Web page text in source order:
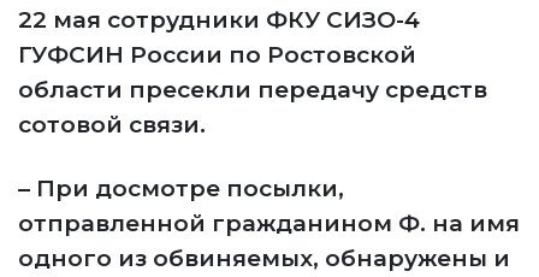
22 мая сотрудники ФКУ СИЗО-4
ГУФСИН России по Ростовской
области пресекли передачу средств
сотовой связи.
– При досмотре посылки,
отправленной гражданином Ф. на имя
одного из обвиняемых, обнаружены и